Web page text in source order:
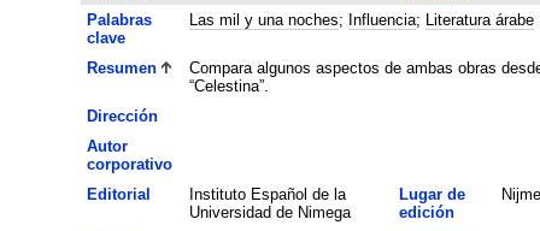
Palabras
clave
Las mil y una noches; Influencia; Literatura árabe
Resumen
Compara algunos aspectos de ambas obras
“Celestina”.
Dirección
Autor
corporativo
Editorial
Instituto Español de la
Universidad de Nimega
Lugar de
edición